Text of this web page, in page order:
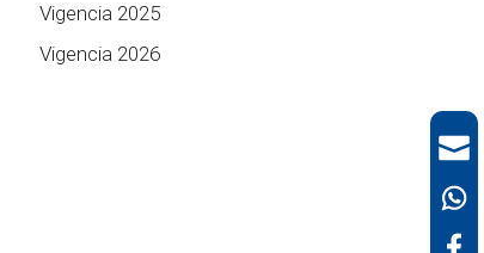
Vigencia 2025
Vigencia 2026